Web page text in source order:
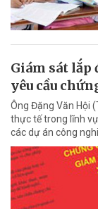
Giám sát
yêu cầu
Ông Đặng Văn Hội
thực tế trong lĩnh
các dự án công